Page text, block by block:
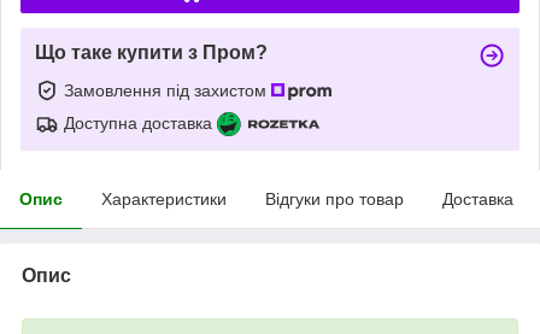
Що таке купити з Пром?
Замовлення під захистом
Доступна доставка
Опис Характеристики Відгуки про товар Доставка
Опис